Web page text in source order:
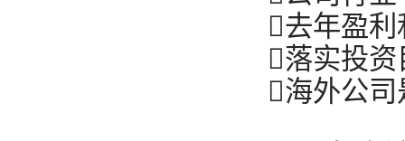
去年盈
落实投
海外公